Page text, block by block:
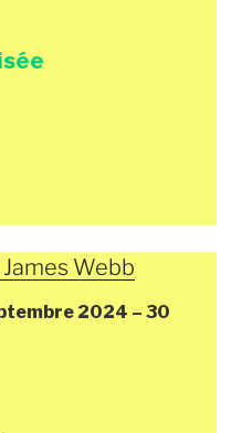
Webb
2024 – 30